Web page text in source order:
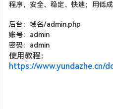
程序，安全、稳定、快速；用低
后台：域名/admin.php
账号：admin
密码：admin
使用教程：
https://www.yundazhe.cn/